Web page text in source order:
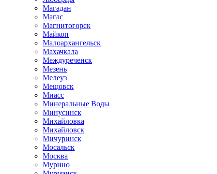
Магадан
Магас
Магнитогорск
Майкоп
Малоархангельск
Махачкала
Междуреченск
Мезень
Мелеуз
Мещовск
Миасс
Минеральные Воды
Минусинск
Михайловка
Михайловск
Мичуринск
Мосальск
Москва
Мурино